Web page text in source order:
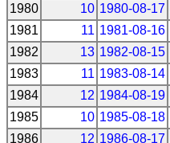
1980
10 1980-08-17
1981
11 1981-08-16
1982
13 1982-08-15
1983
11 1983-08-14
1984
12 1984-08-19
1985
10 1985-08-18
1986
12 1986-08-17